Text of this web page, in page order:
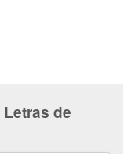
Letras de